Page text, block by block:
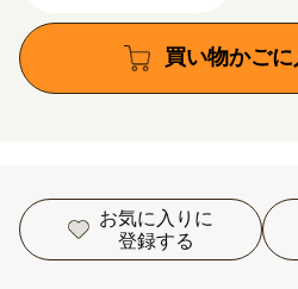
買い物かご
お気に入りに
登録する